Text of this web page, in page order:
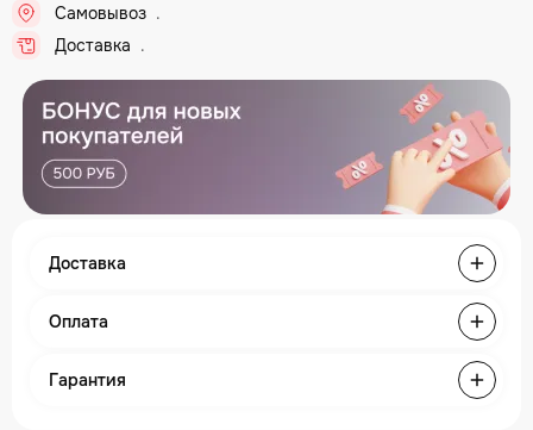
Самовывоз ..
Доставка ..
Доставка
Оплата
Гарантия